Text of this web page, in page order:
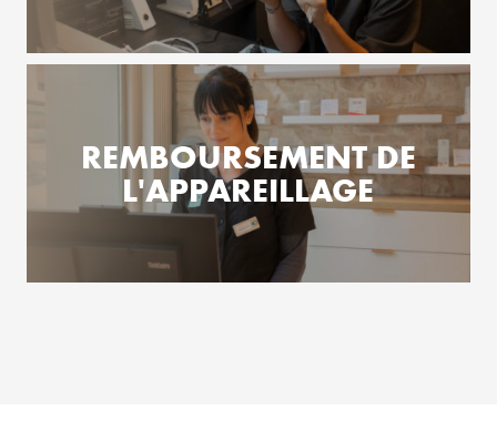
REMBOURSEMENT DE
L'APPAREILLAGE